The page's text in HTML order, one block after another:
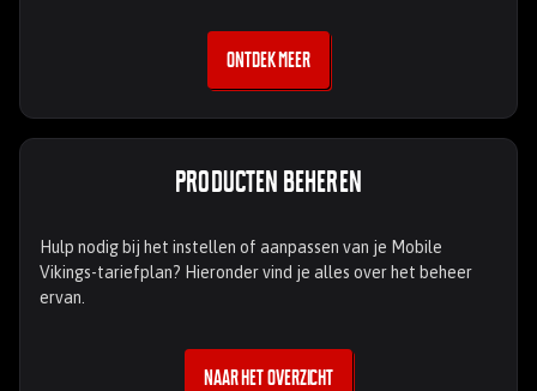
Ontdek meer
Producten beheren
Hulp nodig bij het instellen of aanpassen van je Mobile
Vikings-tariefplan? Hieronder vind je alles over het beheer
ervan.
Naar het overzicht